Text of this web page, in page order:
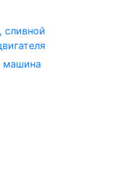
сливной
машина